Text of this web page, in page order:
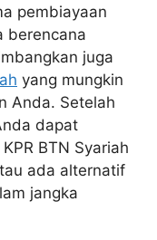
pembiayaan
berencana
juga
yang mungkin
Anda. Setelah
dapat
BTN Syariah
ada alternatif
jangka